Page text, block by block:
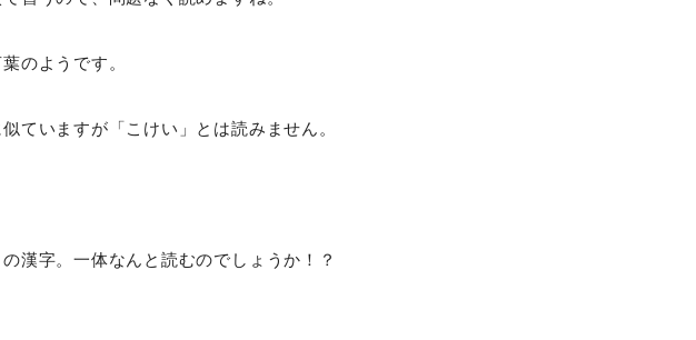
のようです。
ていますが「こけい」とは読みません。
漢字。一体なんと読むのでしょうか！？